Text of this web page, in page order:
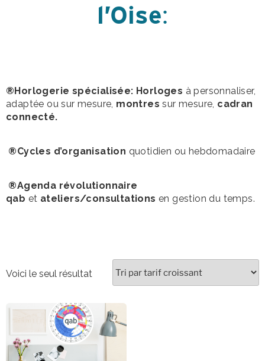
l’Oise:
®Horlogerie spécialisée: Horloges à personnaliser,
adaptée ou sur mesure, montressur mesure, cadran
connecté.
®Cycles d’organisation quotidien ou hebdomadaire
®Agenda révolutionnaire
qab et ateliers/consultations en gestion du temps.
Voici le seul résultat